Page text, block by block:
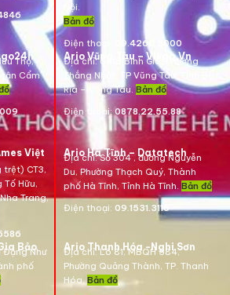
Nội.
Bản đồ
Điện thoại:
09.4260.5000
Thọ,
Cẩm
Ario Vũng Tàu – Vikgo.Vn
Địa chỉ:661B Bình Giã, Phường
Thắng Nhất, TP Vũng Tàu, Tỉnh Bà
Rịa – Vũng Tàu. Bản đồ
Điện thoại:0878.22.55.88
Việt
trệt) CT3,
Tố Hữu,
Trang,
Ario Hà Tĩnh – Datatech
Địa chỉ:Số 304 , đường Nguyễn
Du, Phường Thạch Quý, Thành
phố Hà Tĩnh, Tỉnh Hà Tĩnh. Bản đồ
Điện thoại: 09.1531.3116
Bảo
Đặng Như
phố
Ario Thanh Hóa -Nghi Sơn
Địa chỉ: Lô 81, MBQH 584,
Phường Quảng Thành, TP. Thanh
Hóa.Bản đồ